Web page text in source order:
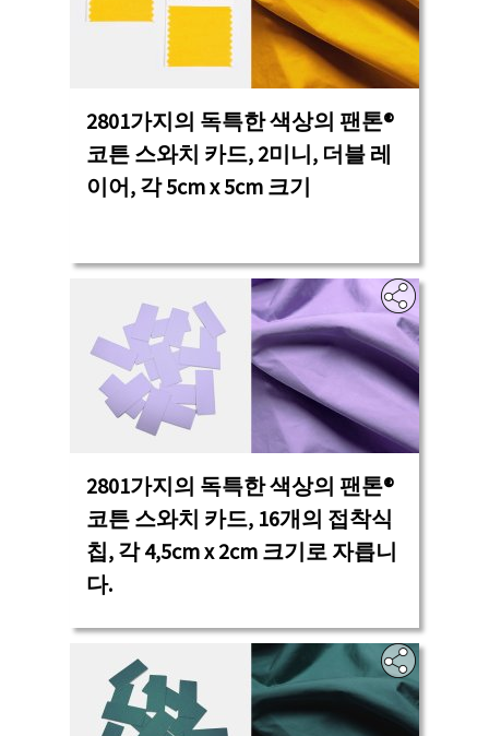
2801가지의 독특한 색상의 팬톤®
코튼 스와치 카드, 2미니, 더블 레
이어, 각 5cm x 5cm 크기
2801가지의 독특한 색상의 팬톤®
코튼 스와치 카드, 16개의 접착식
칩, 각 4,5cm x 2cm 크기로 자릅니
다.